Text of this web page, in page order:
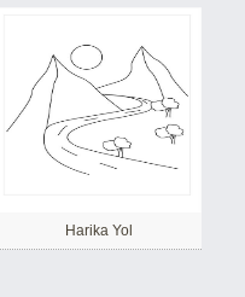
Harika Yol